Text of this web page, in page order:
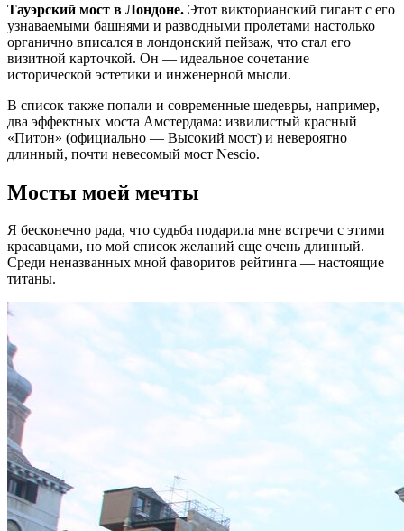
Тауэрский мост в Лондоне. Этот викторианский гигант с его
узнаваемыми башнями и разводными пролетами настолько
органично вписался в лондонский пейзаж, что стал его
визитной карточкой. Он — идеальное сочетание
исторической эстетики и инженерной мысли.
В список также попали и современные шедевры, например,
два эффектных моста Амстердама: извилистый красный
«Питон» (официально — Высокий мост) и невероятно
длинный, почти невесомый мост Nescio.
Мосты моей мечты
Я бесконечно рада, что судьба подарила мне встречи с этими
красавцами, но мой список желаний еще очень длинный.
Среди неназванных мной фаворитов рейтинга — настоящие
титаны.